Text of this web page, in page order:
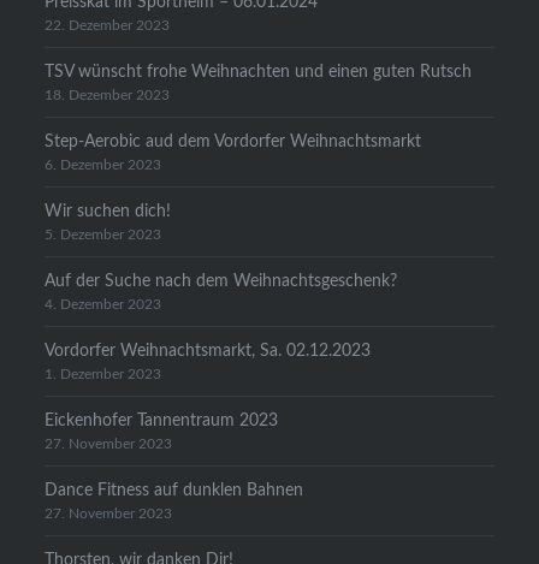
22. Dezember 2023
TSV wünscht frohe Weihnachten und einen guten Rutsch
18. Dezember 2023
Step-Aerobic aud dem Vordorfer Weihnachtsmarkt
6. Dezember 2023
Wir suchen dich!
5. Dezember 2023
Auf der Suche nach dem Weihnachtsgeschenk?
4. Dezember 2023
Vordorfer Weihnachtsmarkt, Sa. 02.12.2023
1. Dezember 2023
Eickenhofer Tannentraum 2023
27. November 2023
Dance Fitness auf dunklen Bahnen
27. November 2023
Thorsten, wir danken Dir!